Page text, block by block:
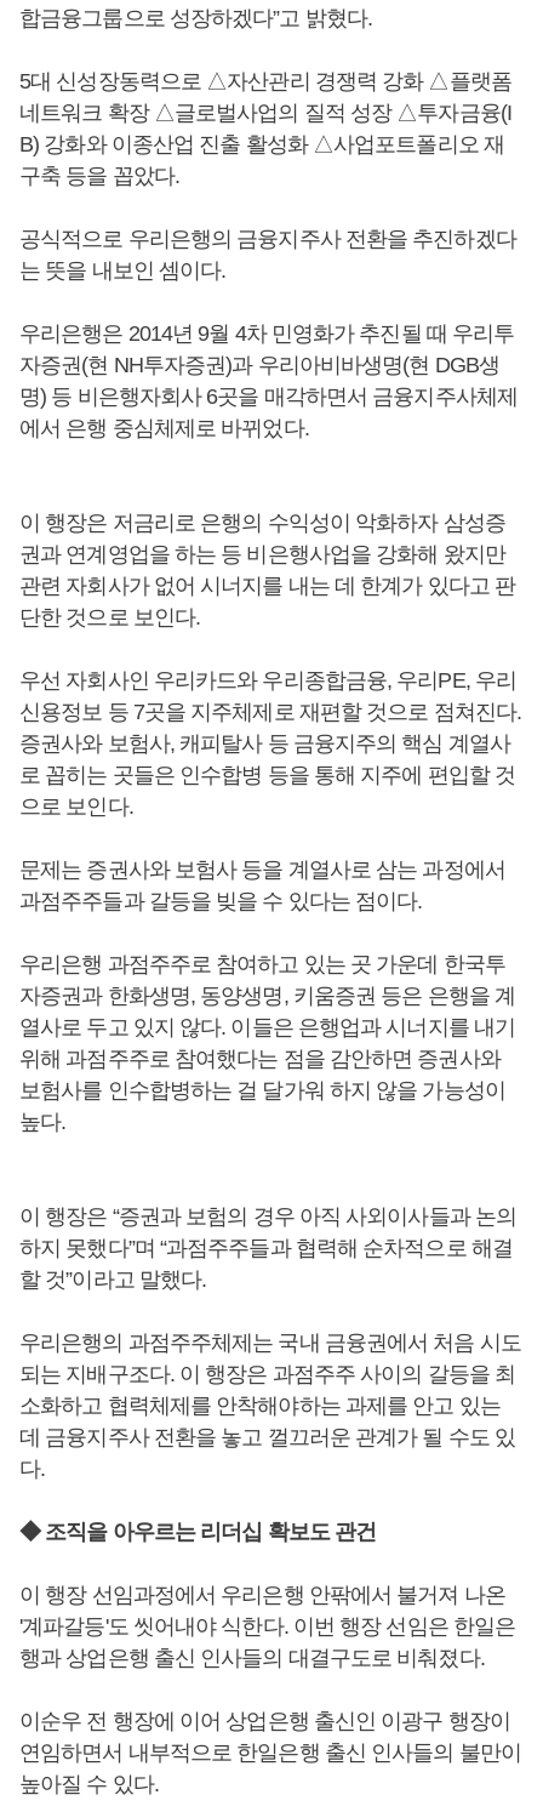
합금융그룹으로 성장하겠다”고 밝혔다.
5대 신성장동력으로 △자산관리 경쟁력 강화 △플랫폼
네트워크 확장 △글로벌사업의 질적 성장 △투자금융(I
B) 강화와 이종산업 진출 활성화 △사업포트폴리오 재
구축 등을 꼽았다.
공식적으로 우리은행의 금융지주사 전환을 추진하겠다
는 뜻을 내보인 셈이다.
우리은행은 2014년 9월 4차 민영화가 추진될 때 우리투
자증권(현 NH투자증권)과 우리아비바생명(현 DGB생
명) 등 비은행자회사 6곳을 매각하면서 금융지주사체제
에서 은행 중심체제로 바뀌었다.
이 행장은 저금리로 은행의 수익성이 악화하자 삼성증
권과 연계영업을 하는 등 비은행사업을 강화해 왔지만
관련 자회사가 없어 시너지를 내는 데 한계가 있다고 판
단한 것으로 보인다.
우선 자회사인 우리카드와 우리종합금융, 우리PE, 우리
신용정보 등 7곳을 지주체제로 재편할 것으로 점쳐진다.
증권사와 보험사, 캐피탈사 등 금융지주의 핵심 계열사
로 꼽히는 곳들은 인수합병 등을 통해 지주에 편입할 것
으로 보인다.
문제는 증권사와 보험사 등을 계열사로 삼는 과정에서
과점주주들과 갈등을 빚을 수 있다는 점이다.
우리은행 과점주주로 참여하고 있는 곳 가운데 한국투
자증권과 한화생명, 동양생명, 키움증권 등은 은행을 계
열사로 두고 있지 않다. 이들은 은행업과 시너지를 내기
위해 과점주주로 참여했다는 점을 감안하면 증권사와
보험사를 인수합병하는 걸 달가워 하지 않을 가능성이
높다.
이 행장은 “증권과 보험의 경우 아직 사외이사들과 논의
하지 못했다”며 “과점주주들과 협력해 순차적으로 해결
할 것”이라고 말했다.
우리은행의 과점주주체제는 국내 금융권에서 처음 시도
되는 지배구조다. 이 행장은 과점주주 사이의 갈등을 최
소화하고 협력체제를 안착해야하는 과제를 안고 있는
데 금융지주사 전환을 놓고 껄끄러운 관계가 될 수도 있
다.
◆ 조직을 아우르는 리더십 확보도 관건
이 행장 선임과정에서 우리은행 안팎에서 불거져 나온
'계파갈등'도 씻어내야 식한다. 이번 행장 선임은 한일은
행과 상업은행 출신 인사들의 대결구도로 비춰졌다.
이순우 전 행장에 이어 상업은행 출신인 이광구 행장이
연임하면서 내부적으로 한일은행 출신 인사들의 불만이
높아질 수 있다.